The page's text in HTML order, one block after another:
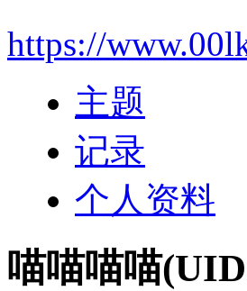
https://
主题
记录
个人资料
喵喵喵喵